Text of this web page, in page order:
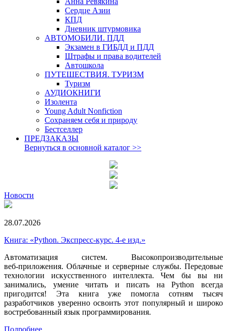
Сердце Азии
КПД
Дневник штурмовика
АВТОМОБИЛИ. ПДД
Экзамен в ГИБДД и ПДД
Штрафы и права водителей
Автошкола
ПУТЕШЕСТВИЯ. ТУРИЗМ
Туризм
АУДИОКНИГИ
Изолента
Young Adult Nonfiction
Сохраняем себя и природу
Бестселлер
ПРЕДЗАКАЗЫ
Вернуться в основной каталог >>
Новости
28.07.2026
Книга: «Python. Экспресс‑курс. 4-е изд.»
Автоматизация систем. Высокопроизводительные
веб‑приложения. Облачные и серверные службы. Передовые
технологии искусственного интеллекта. Чем бы вы ни
занимались, умение читать и писать на Python всегда
пригодится! Эта книга уже помогла сотням тысяч
разработчиков уверенно освоить этот популярный и широко
востребованный язык программирования.
Подробнее